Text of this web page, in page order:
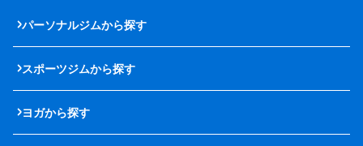
パーソナルジムから探す
スポーツジムから探す
ヨガから探す